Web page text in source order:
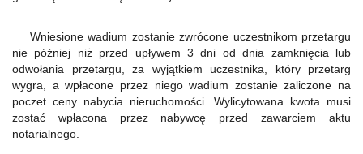
Wniesione wadium zostanie zwrócone uczestnikom przetargu
nie później niż przed upływem 3 dni od dnia zamknięcia lub
odwołania przetargu, za wyjątkiem uczestnika, który przetarg
wygra, a wpłacone przez niego wadium zostanie zaliczone na
poczet ceny nabycia nieruchomości. Wylicytowana kwota musi
zostać wpłacona przez nabywcę przed zawarciem aktu
notarialnego.